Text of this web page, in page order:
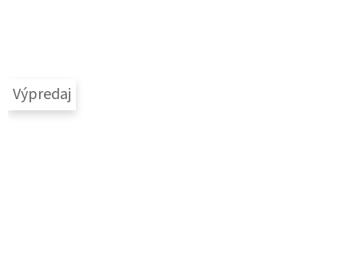
Výpredaj